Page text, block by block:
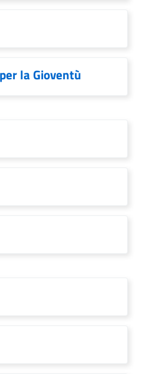
la Gioventù